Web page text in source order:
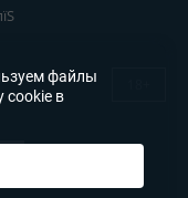
файлы
cookie в